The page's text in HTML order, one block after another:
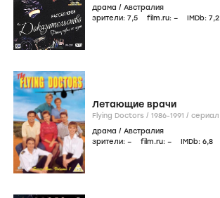
драма / Австралия
зрители: 7,5 film.ru: – IMDb: 7,2
Летающие врачи
Flying Doctors / 1986-1991 / сериал
драма / Австралия
зрители: – film.ru: – IMDb: 6,8